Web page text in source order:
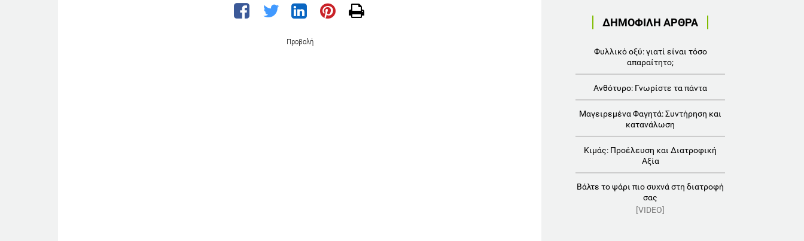
Προβολή
ΔΗΜΟΦΙΛΗ ΑΡΘΡΑ
Φυλλικό οξύ: γιατί είναι τόσο
απαραίτητο;
Ανθότυρο: Γνωρίστε τα πάντα
Μαγειρεμένα Φαγητά: Συντήρηση και
κατανάλωση
Κιμάς: Προέλευση και Διατροφική
Αξία
Βάλτε το ψάρι πιο συχνά στη διατροφή
σας
[VIDEO]